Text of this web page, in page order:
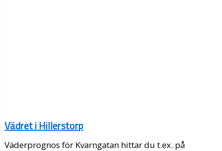
Vädret i Hillerstorp
Väderprognos för Kvarngatan hittar du t.ex. på